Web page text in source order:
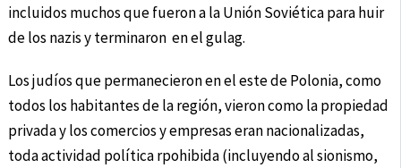
incluidos muchos que fueron a la Unión Soviética para huir
de los nazis y terminaron en el gulag.
Los judíos que permanecieron en el este de Polonia, como
todos los habitantes de la región, vieron como la propiedad
privada y los comercios y empresas eran nacionalizadas,
toda actividad política rpohibida (incluyendo al sionismo,